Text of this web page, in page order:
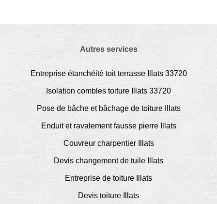
Autres services
Entreprise étanchéité toit terrasse Illats 33720
Isolation combles toiture Illats 33720
Pose de bâche et bâchage de toiture Illats
Enduit et ravalement fausse pierre Illats
Couvreur charpentier Illats
Devis changement de tuile Illats
Entreprise de toiture Illats
Devis toiture Illats